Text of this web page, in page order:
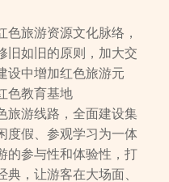
旅游资源文化脉络，
旧如旧的原则，加大交
设中增加红色旅游元
色教育基地
旅游线路，全面建设集
度假、参观学习为一体
的参与性和体验性，打
，让游客在大场面、